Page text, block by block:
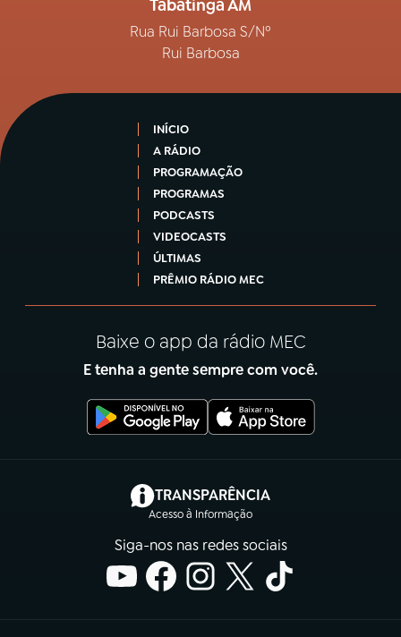
Tabatinga AM
Rua Rui Barbosa S/Nº
Rui Barbosa
INÍCIO
A RÁDIO
PROGRAMAÇÃO
PROGRAMAS
PODCASTS
VIDEOCASTS
ÚLTIMAS
PRÊMIO RÁDIO MEC
Baixe o app da rádio MEC
E tenha a gente sempre com você.
TRANSPARÊNCIA
Acesso à Informação
(abre em nova aba)
Siga-nos nas redes sociais